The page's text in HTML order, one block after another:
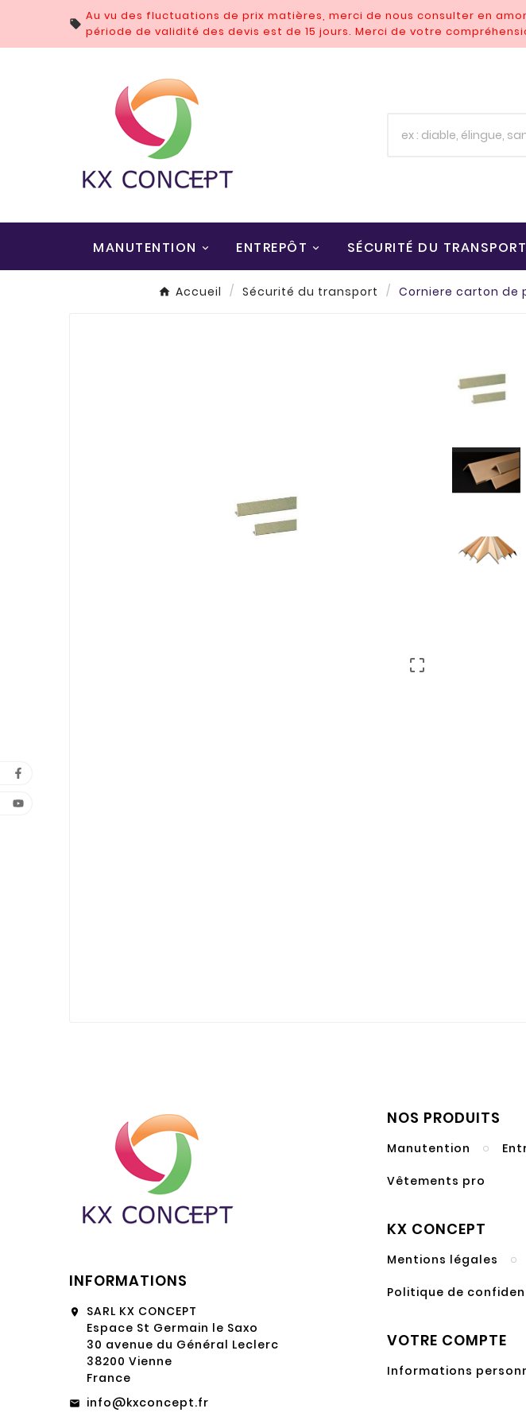

Au vu des fluctuations de prix matières, merci de nous consulter en
période de validité des devis est de 15 jours. Merci de votre
MANUTENTION ENTREPÔT SÉCURITÉ DU TRANSPORT
Accueil Sécurité du transport Corniere carton de

INFORMATIONS
location_on
SARL KX CONCEPT
Espace St Germain le Saxo
30 avenue du Général Leclerc
38200 Vienne
France
email
info@kxconcept.fr
NOS PRODUITS
Manutention
Vêtements pro
KX CONCEPT
Mentions légales
Politique de
VOTRE COMPTE
Informations